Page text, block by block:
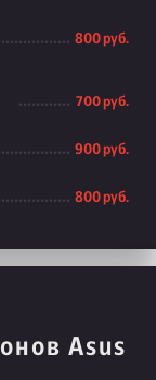
800 руб.
700 руб.
900 руб.
800 руб.
Asus